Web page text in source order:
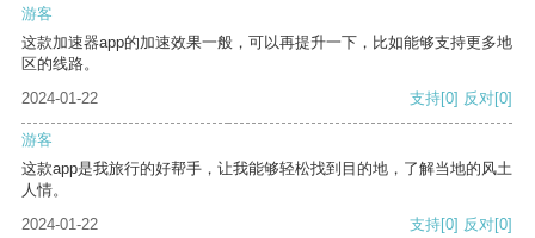
游客
这款加速器app的加速效果一般，可以再提升一下，比如能够支持更多地
区的线路。
2024-01-22
支持[0] 反对[0]
游客
这款app是我旅行的好帮手，让我能够轻松找到目的地，了解当地的风土
人情。
2024-01-22
支持[0] 反对[0]